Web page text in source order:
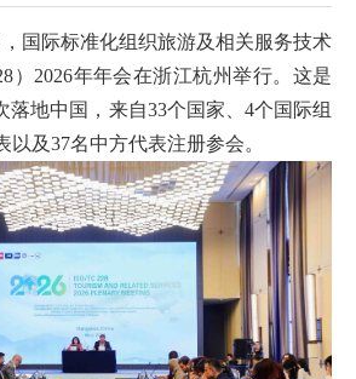
际标准化组织旅游及相关服务技术
）2026年年会在浙江杭州举行。这是
落地中国，来自33个国家、4个国际组
以及37名中方代表注册参会。